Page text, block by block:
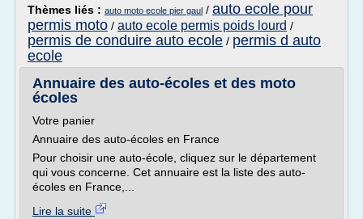
Thèmes liés : auto moto ecole pier gaul / auto ecole pour
permis moto / auto ecole permis poids lourd /
permis de conduire auto ecole / permis d auto
ecole
Annuaire des auto-écoles et des moto
écoles
Votre panier
Annuaire des auto-écoles en France
Pour choisir une auto-école, cliquez sur le département
qui vous concerne. Cet annuaire est la liste des auto-
écoles en France,...
Lire la suite